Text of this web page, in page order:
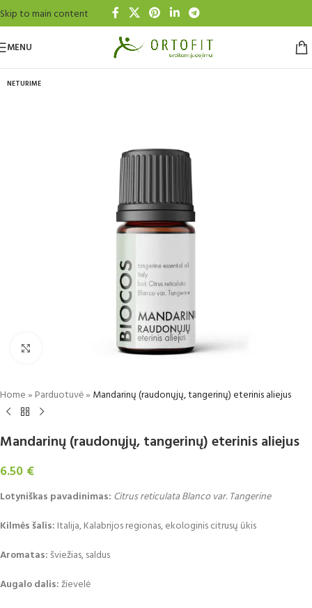
Skip to main content
MENU
NETURIME
Home» Parduotuvė» Mandarinų (raudonųjų, tangerinų) eterinis aliejus
Mandarinų (raudonųjų, tangerinų) eterinis aliejus
6.50 €
Lotyniškas pavadinimas: Citrus reticulata Blanco var. Tangerine
Kilmės šalis: Italija, Kalabrijos regionas, ekologinis citrusų ūkis
Aromatas: šviežias, saldus
Augalo dalis:žievelė